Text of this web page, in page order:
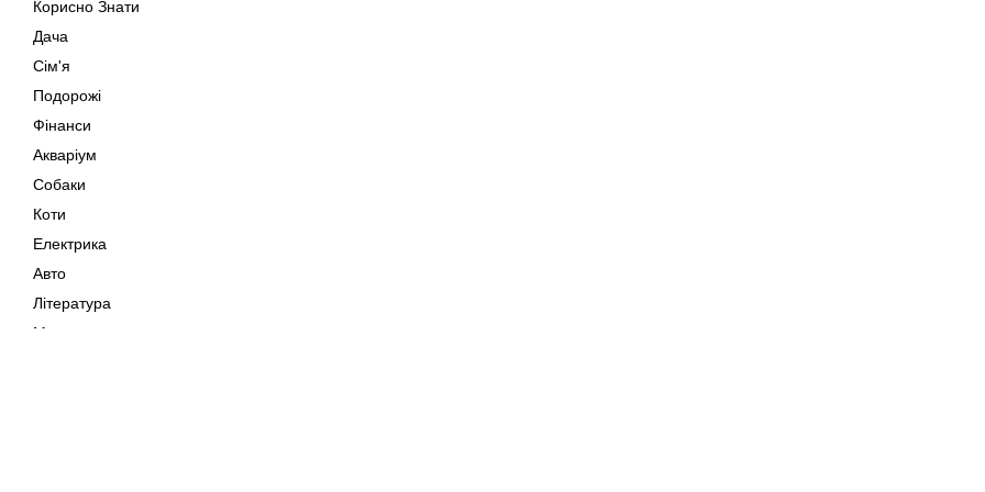
Корисно Знати
Дача
Сім'я
Подорожі
Фінанси
Акваріум
Собаки
Коти
Електрика
Авто
Література
Музика